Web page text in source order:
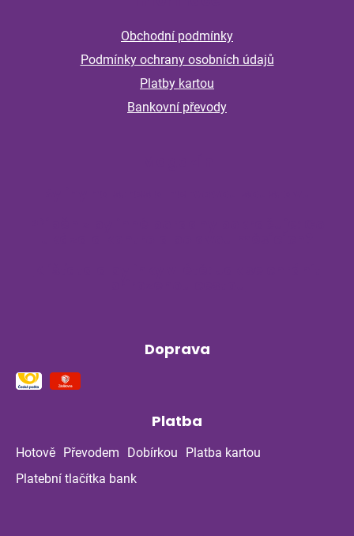
Obchodní podmínky
Podmínky ochrany osobních údajů
Platby kartou
Bankovní převody
Doprava
Platba
Hotově Převodem Dobírkou
Platba kartou
Platební tlačítka bank